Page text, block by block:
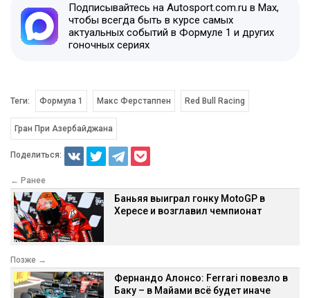
Подписывайтесь на Autosport.com.ru в Max,
чтобы всегда быть в курсе самых
актуальных событий в Формуле 1 и других
гоночных сериях
Теги: Формула 1 Макс Ферстаппен Red Bull Racing
Гран При Азербайджана
Поделиться:
← Ранее
Баньяя выиграл гонку MotoGP в
Хересе и возглавил чемпионат
Позже →
Фернандо Алонсо: Ferrari повезло в
Баку – в Майами всё будет иначе